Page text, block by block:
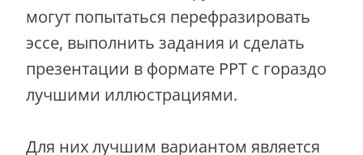
могут попытаться перефразировать
эссе, выполнить задания и сделать
презентации в формате PPT с гораздо
лучшими иллюстрациями.
Для них лучшим вариантом является